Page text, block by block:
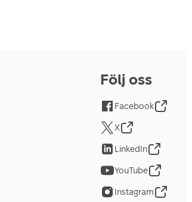
Följ oss
Facebook
X
LinkedIn
YouTube
Instagram